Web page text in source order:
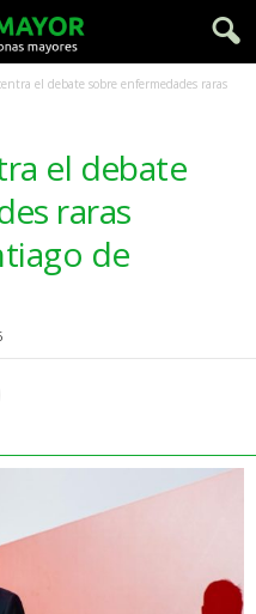
el debate sobre enfermedades raras
el debate
raras
de